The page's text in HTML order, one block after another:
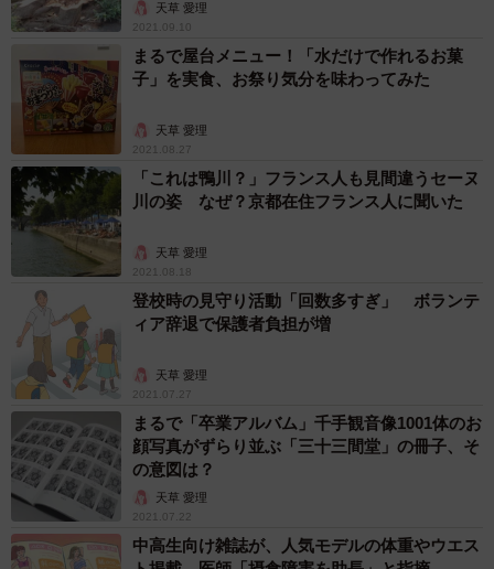
天草 愛理
2021.09.10
まるで屋台メニュー！「水だけで作れるお菓
子」を実食、お祭り気分を味わってみた
天草 愛理
2021.08.27
「これは鴨川？」フランス人も見間違うセーヌ
川の姿 なぜ？京都在住フランス人に聞いた
天草 愛理
2021.08.18
登校時の見守り活動「回数多すぎ」 ボランテ
ィア辞退で保護者負担が増
天草 愛理
2021.07.27
まるで「卒業アルバム」千手観音像1001体のお
顔写真がずらり並ぶ「三十三間堂」の冊子、そ
の意図は？
天草 愛理
2021.07.22
中高生向け雑誌が、人気モデルの体重やウエス